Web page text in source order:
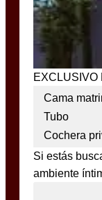
EXCLUSIVO
Cama
Tubo
Cochera
Si estás
ambiente